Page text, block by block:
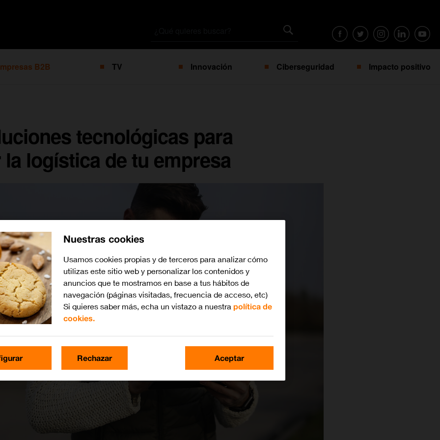
B2B TV Innovación Ciberseguridad Impacto positivo
tecnológicas para
logística de tu empresa
Nuestras cookies
Usamos cookies propias y de terceros para analizar cómo
utilizas este sitio web y personalizar los contenidos y
anuncios que te mostramos en base a tus hábitos de
navegación (páginas visitadas, frecuencia de acceso, etc)
Si quieres saber más, echa un vistazo a nuestra política de
cookies.
Rechazar Aceptar